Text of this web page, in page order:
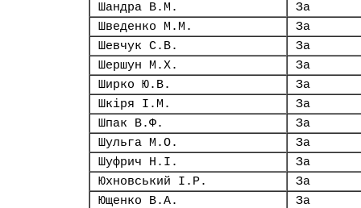
Шандра В.М.
За
Шведенко М.М.
За
Шевчук С.В.
За
Шершун М.Х.
За
Ширко Ю.В.
За
Шкіря І.М.
За
Шпак В.Ф.
За
Шульга М.О.
За
Шуфрич Н.І.
За
Юхновський І.Р.
За
Ющенко В.А.
За